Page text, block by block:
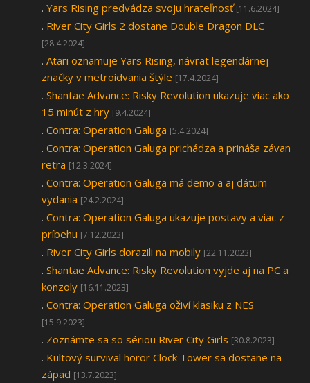
. Yars Rising predvádza svoju hrateľnosť [11.6.2024]
. River City Girls 2 dostane Double Dragon DLC
[28.4.2024]
. Atari oznamuje Yars Rising, návrat legendárnej
značky v metroidvania štýle [17.4.2024]
. Shantae Advance: Risky Revolution ukazuje viac ako
15 minút z hry [9.4.2024]
. Contra: Operation Galuga [5.4.2024]
. Contra: Operation Galuga prichádza a prináša závan
retra [12.3.2024]
. Contra: Operation Galuga má demo a aj dátum
vydania [24.2.2024]
. Contra: Operation Galuga ukazuje postavy a viac z
príbehu [7.12.2023]
. River City Girls dorazili na mobily [22.11.2023]
. Shantae Advance: Risky Revolution vyjde aj na PC a
konzoly [16.11.2023]
. Contra: Operation Galuga oživí klasiku z NES
[15.9.2023]
. Zoznámte sa so sériou River City Girls [30.8.2023]
. Kultový survival horor Clock Tower sa dostane na
západ [13.7.2023]